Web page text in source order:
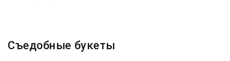
Съедобные букеты